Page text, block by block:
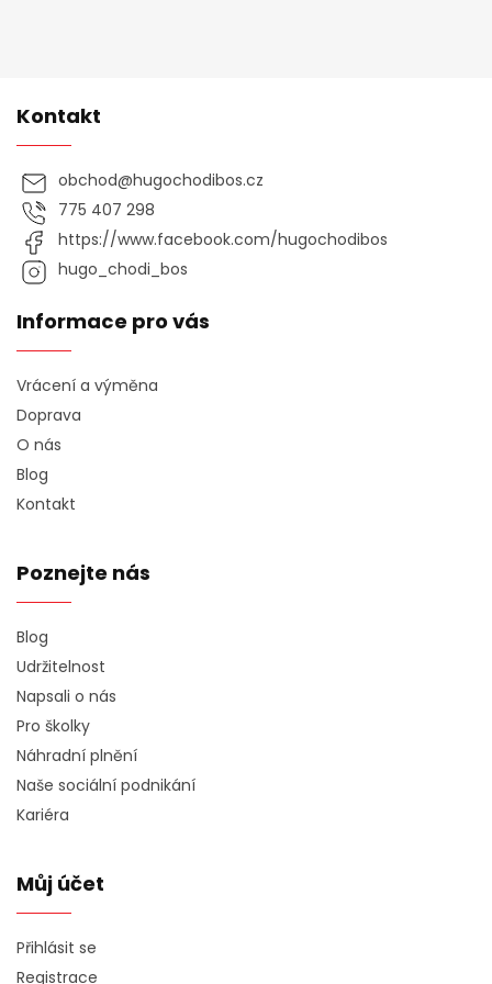
Kontakt
obchod@hugochodibos.cz
775 407 298
https://www.facebook.com/hugochodibos
hugo_chodi_bos
Informace pro vás
Vrácení a výměna
Doprava
O nás
Blog
Kontakt
Poznejte nás
Blog
Udržitelnost
Napsali o nás
Pro školky
Náhradní plnění
Naše sociální podnikání
Kariéra
Můj účet
Přihlásit se
Registrace